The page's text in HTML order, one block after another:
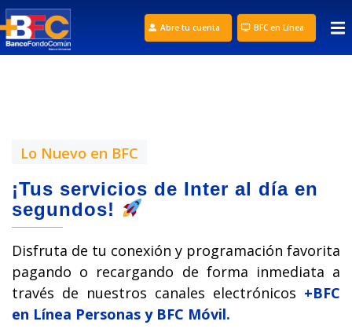
Abre tu cuenta BFC en Línea
Lo Nuevo en BFC
¡Tus servicios de Inter al día en
segundos!
Disfruta de tu conexión y programación favorita
pagando o recargando de forma inmediata a
través de nuestros canales electrónicos +BFC
en Línea Personas y BFC Móvil.